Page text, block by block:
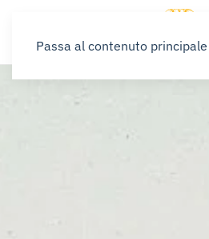
Passa al contenuto principale